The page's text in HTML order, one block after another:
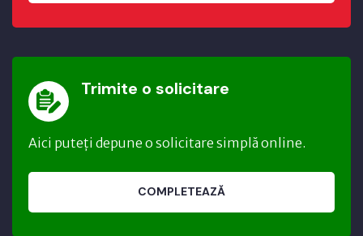
Trimite o solicitare
Aici puteți depune o solicitare simplă online.
COMPLETEAZĂ